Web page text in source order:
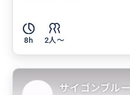
8h 2人〜
サイゴンブルー